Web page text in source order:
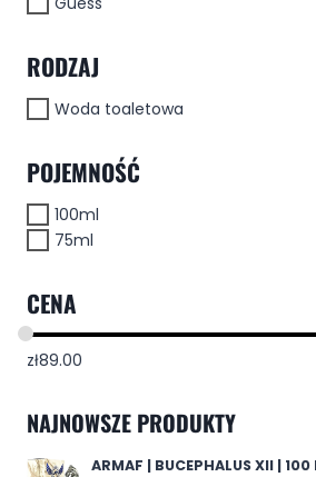
RODZAJ
Woda toaletowa
POJEMNOŚĆ
100ml
75ml
CENA
zł89.00
NAJNOWSZE PRODUKTY
ARMAF | BUCEPHALUS XII | 100